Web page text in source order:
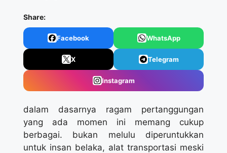
Share:
Facebook WhatsApp
X Telegram
Instagram
dalam dasarnya ragam pertanggungan
yang ada momen ini memang cukup
berbagai. bukan melulu diperuntukkan
untuk insan belaka, alat transportasi meski